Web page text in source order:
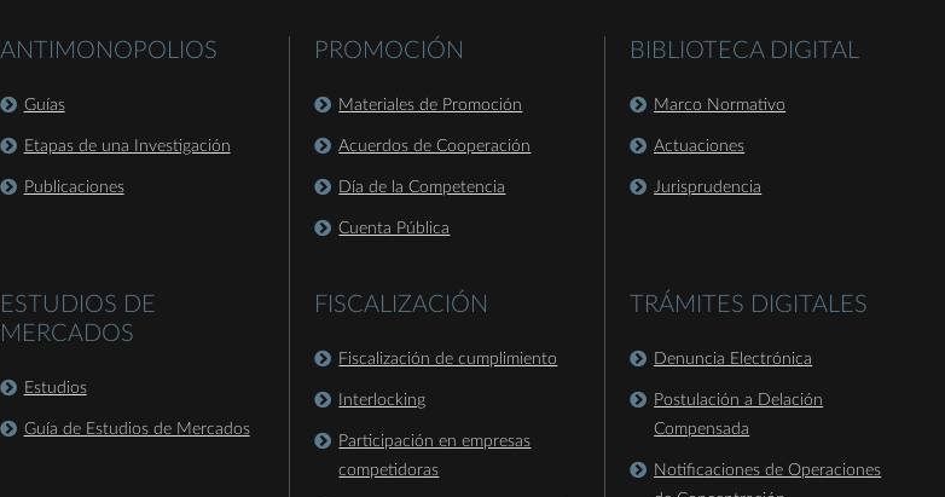
ANTIMONOPOLIOS
Guías
Etapas de una Investigación
Publicaciones
ESTUDIOS DE
MERCADOS
Estudios
Guía de Estudios de Mercados
PROMOCIÓN
Materiales de Promoción
Acuerdos de Cooperación
Día de la Competencia
Cuenta Pública
FISCALIZACIÓN
Fiscalización de cumplimiento
Interlocking
Participación en empresas
competidoras
BIBLIOTECA DIGITAL
Marco Normativo
Actuaciones
Jurisprudencia
TRÁMITES DIGITALES
Denuncia Electrónica
Postulación a Delación
Compensada
Notificaciones de Operaciones